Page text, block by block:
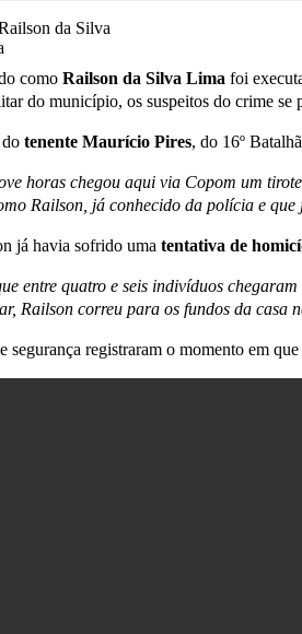
como Railson da Silva Lima foi
do município, os suspeitos do crime se
tenente Maurício Pires, do 16º
horas chegou aqui via Copom um
Railson, já conhecido da polícia e
já havia sofrido uma tentativa de
entre quatro e seis indivíduos
Railson correu para os fundos da casa
segurança registraram o momento em